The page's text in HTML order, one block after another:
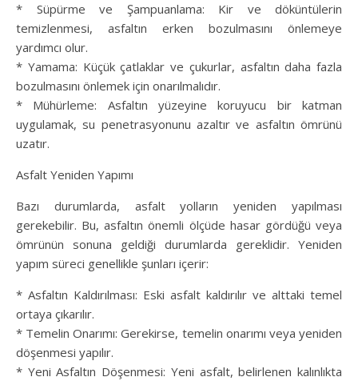
* Süpürme ve Şampuanlama: Kir ve döküntülerin
temizlenmesi, asfaltın erken bozulmasını önlemeye
yardımcı olur.
* Yamama: Küçük çatlaklar ve çukurlar, asfaltın daha fazla
bozulmasını önlemek için onarılmalıdır.
* Mühürleme: Asfaltın yüzeyine koruyucu bir katman
uygulamak, su penetrasyonunu azaltır ve asfaltın ömrünü
uzatır.
Asfalt Yeniden Yapımı
Bazı durumlarda, asfalt yolların yeniden yapılması
gerekebilir. Bu, asfaltın önemli ölçüde hasar gördüğü veya
ömrünün sonuna geldiği durumlarda gereklidir. Yeniden
yapım süreci genellikle şunları içerir:
* Asfaltın Kaldırılması: Eski asfalt kaldırılır ve alttaki temel
ortaya çıkarılır.
* Temelin Onarımı: Gerekirse, temelin onarımı veya yeniden
döşenmesi yapılır.
* Yeni Asfaltın Döşenmesi: Yeni asfalt, belirlenen kalınlıkta